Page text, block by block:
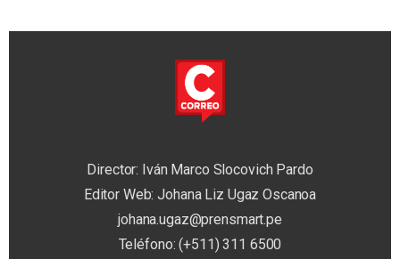
Director: Iván Marco Slocovich Pardo
Editor Web: Johana Liz Ugaz Oscanoa
johana.ugaz@prensmart.pe
Teléfono: (+511) 311 6500